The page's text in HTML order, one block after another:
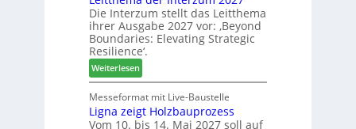
r
u
n
g
e
n
g
:
N
e
u
e
r
V
o
a
t
-
V
o
r
s
t
a
Die Interzum stellt das Leitthema
ihrer Ausgabe 2027 vor: ‚Beyond
Boundaries: Elevating Strategic
Resilience‘.
Weiterlesen:
L
e
i
t
Messeformat mit Live-Baustelle
Ligna zeigt Holzbauprozess
Vom 10. bis 14. Mai 2027 soll auf